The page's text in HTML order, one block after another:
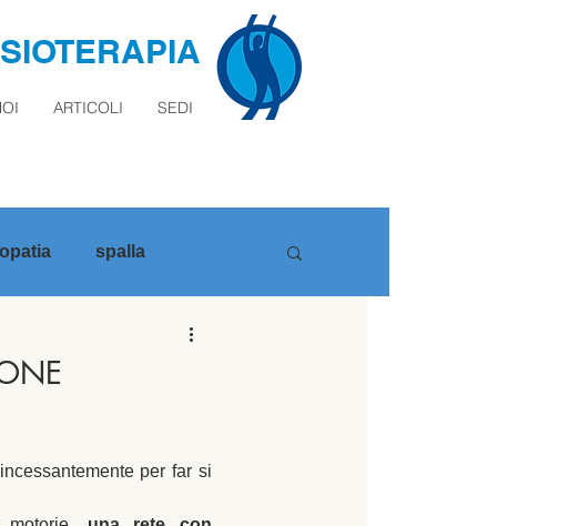
ARTICOLI SEDI
spalla
per far si